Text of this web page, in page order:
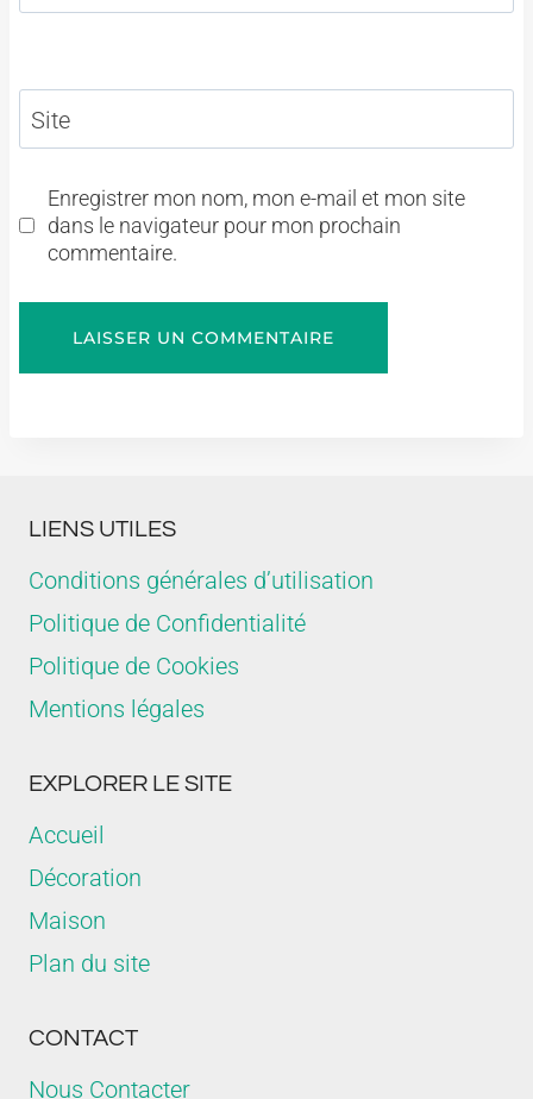
Site
Enregistrer mon nom, mon e-mail et mon site
dans le navigateur pour mon prochain
commentaire.
LIENS UTILES
Conditions générales d’utilisation
Politique de Confidentialité
Politique de Cookies
Mentions légales
EXPLORER LE SITE
Accueil
Décoration
Maison
Plan du site
CONTACT
Nous Contacter